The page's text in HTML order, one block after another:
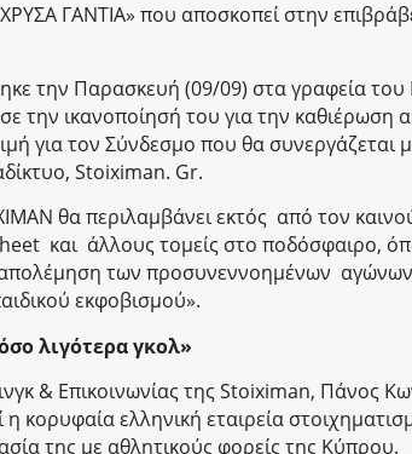
ΓΑΝΤΙΑ» που αποσκοπεί στην
την Παρασκευή (09/09) στα γραφεία
την ικανοποίησή του για την καθιέρωση
για τον Σύνδεσμο που θα συνεργάζεται
Stoiximan. Gr.
θα περιλαμβάνει εκτός από τον
και άλλους τομείς στο ποδόσφαιρο,
των προσυνεννοημένων
εκφοβισμού».
λιγότερα γκολ»
& Επικοινωνίας της Stoiximan, Πάνος
η κορυφαία ελληνική εταιρεία
της με αθλητικούς φορείς της Κύπρου.